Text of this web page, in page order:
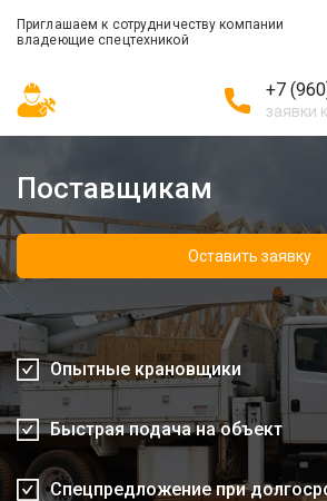
Приглашаем к сотрудничеству компании
владеющие спецтехникой
+7
заявки
Поставщикам
Оставить заявку
Опытные крановщики
Быстрая подача на объект
Спецпредложение при